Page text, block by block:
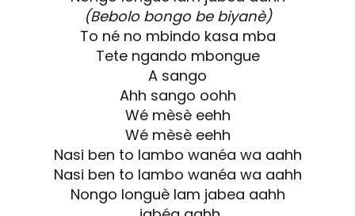
(Bebolo bongo be biyanè)
To né no mbindo kasa mba
Tete ngando mbongue
A sango
Ahh sango oohh
Wé mèsè eehh
Wé mèsè eehh
Nasi ben to lambo wanéa wa aahh
Nasi ben to lambo wanéa wa aahh
Nongo longuè lam jabea aahh